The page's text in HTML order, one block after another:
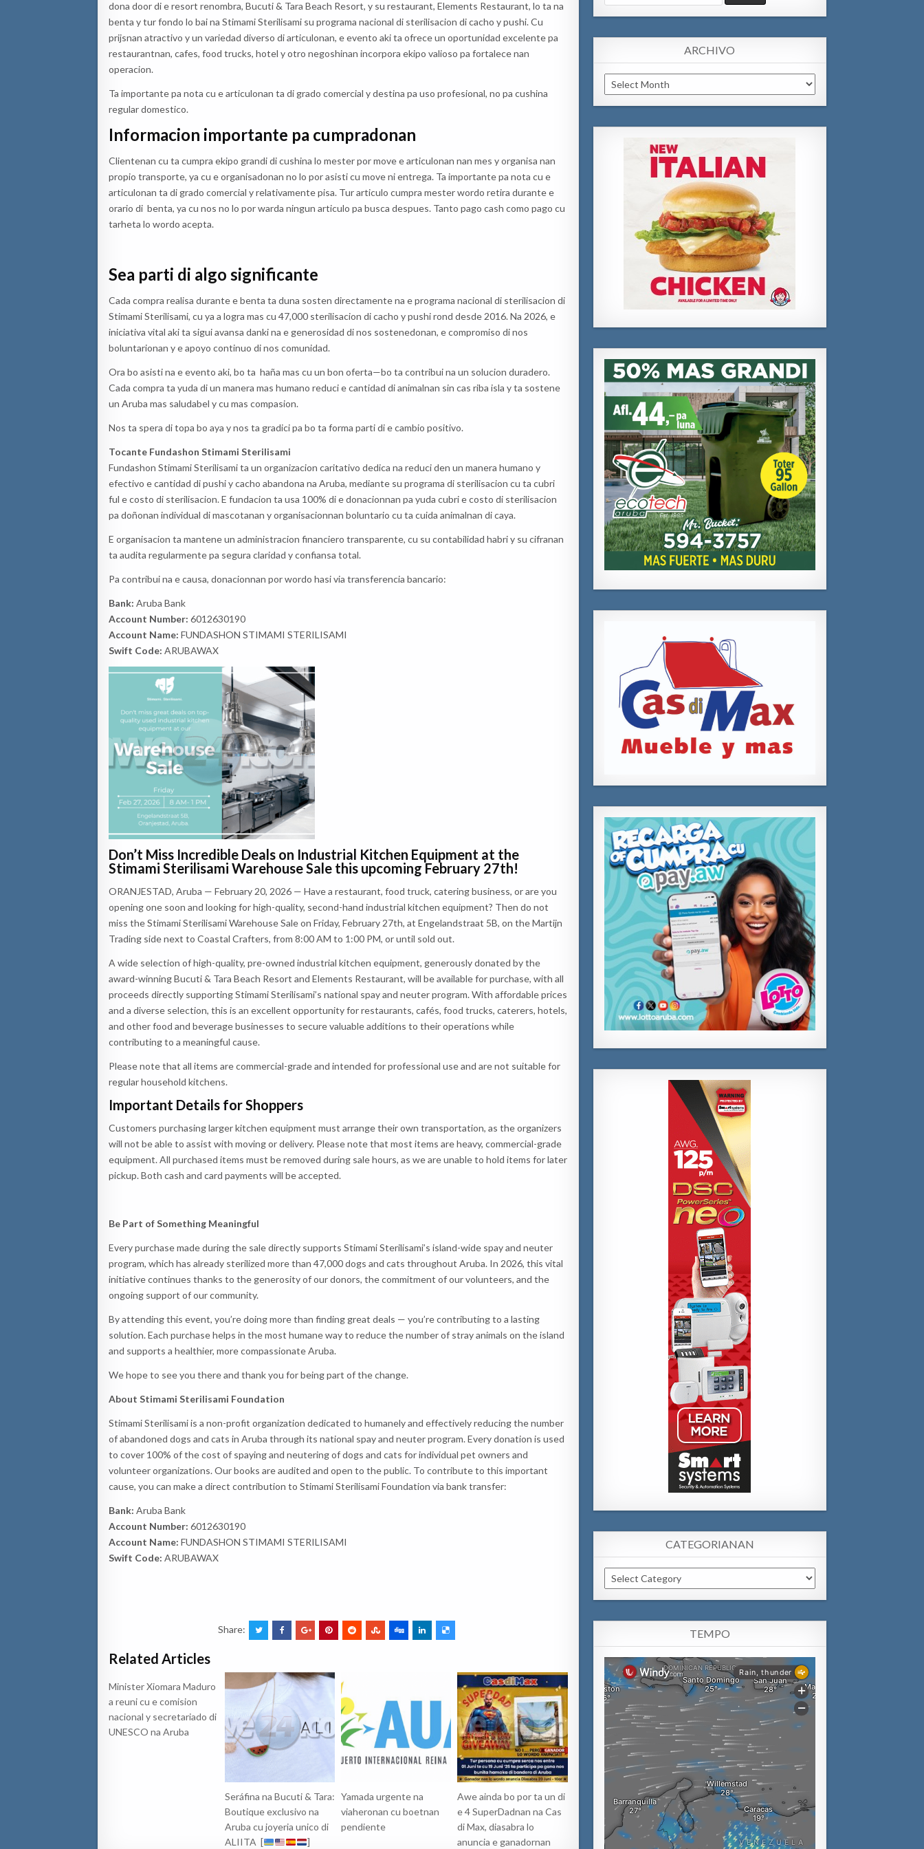
dona door di e resort renombra, Bucuti & Tara Beach Resort, y su restaurant, Elements Restaurant, lo ta na
benta y tur fondo lo bai na Stimami Sterilisami su programa nacional di sterilisacion di cacho y pushi. Cu
prijsnan atractivo y un variedad diverso di articulonan, e evento aki ta ofrece un oportunidad excelente pa
restaurantnan, cafes, food trucks, hotel y otro negoshinan incorpora ekipo valioso pa fortalece nan
operacion.
Ta importante pa nota cu e articulonan ta di grado comercial y destina pa uso profesional, no pa cushina
regular domestico.
Informacion importante pa cumpradonan
Clientenan cu ta cumpra ekipo grandi di cushina lo mester por move e articulonan nan mes y organisa nan
propio transporte, ya cu e organisadonan no lo por asisti cu move ni entrega. Ta importante pa nota cu e
articulonan ta di grado comercial y relativamente pisa. Tur articulo cumpra mester wordo retira durante e
orario di benta, ya cu nos no lo por warda ningun articulo pa busca despues. Tanto pago cash como pago cu
tarheta lo wordo acepta.
Sea parti di algo significante
Cada compra realisa durante e benta ta duna sosten directamente na e programa nacional di sterilisacion di
Stimami Sterilisami, cu ya a logra mas cu 47,000 sterilisacion di cacho y pushi rond desde 2016. Na 2026, e
iniciativa vital aki ta sigui avansa danki na e generosidad di nos sostenedonan, e compromiso di nos
boluntarionan y e apoyo continuo di nos comunidad.
Ora bo asisti na e evento aki, bo ta haña mas cu un bon oferta—bo ta contribui na un solucion duradero.
Cada compra ta yuda di un manera mas humano reduci e cantidad di animalnan sin cas riba isla y ta sostene
un Aruba mas saludabel y cu mas compasion.
Nos ta spera di topa bo aya y nos ta gradici pa bo ta forma parti di e cambio positivo.
Tocante Fundashon Stimami Sterilisami
Fundashon Stimami Sterilisami ta un organizacion caritativo dedica na reduci den un manera humano y
efectivo e cantidad di pushi y cacho abandona na Aruba, mediante su programa di sterilisacion cu ta cubri
ful e costo di sterilisacion. E fundacion ta usa 100% di e donacionnan pa yuda cubri e costo di sterilisacion
pa doñonan individual di mascotanan y organisacionnan boluntario cu ta cuida animalnan di caya.
E organisacion ta mantene un administracion financiero transparente, cu su contabilidad habri y su cifranan
ta audita regularmente pa segura claridad y confiansa total.
Pa contribui na e causa, donacionnan por wordo hasi via transferencia bancario:
Bank: Aruba Bank
Account Number: 6012630190
Account Name: FUNDASHON STIMAMI STERILISAMI
Swift Code: ARUBAWAX
Don’t Miss Incredible Deals on Industrial Kitchen Equipment at the
Stimami Sterilisami Warehouse Sale this upcoming February 27th!
ORANJESTAD, Aruba — February 20, 2026 — Have a restaurant, food truck, catering business, or are you
opening one soon and looking for high-quality, second-hand industrial kitchen equipment? Then do not
miss the Stimami Sterilisami Warehouse Sale on Friday, February 27th, at Engelandstraat 5B, on the Martijn
Trading side next to Coastal Crafters, from 8:00 AM to 1:00 PM, or until sold out.
A wide selection of high-quality, pre-owned industrial kitchen equipment, generously donated by the
award-winning Bucuti & Tara Beach Resort and Elements Restaurant, will be available for purchase, with all
proceeds directly supporting Stimami Sterilisami’s national spay and neuter program. With affordable prices
and a diverse selection, this is an excellent opportunity for restaurants, cafés, food trucks, caterers, hotels,
and other food and beverage businesses to secure valuable additions to their operations while
contributing to a meaningful cause.
Please note that all items are commercial-grade and intended for professional use and are not suitable for
regular household kitchens.
Important Details for Shoppers
Customers purchasing larger kitchen equipment must arrange their own transportation, as the organizers
will not be able to assist with moving or delivery. Please note that most items are heavy, commercial-grade
equipment. All purchased items must be removed during sale hours, as we are unable to hold items for later
pickup. Both cash and card payments will be accepted.
Be Part of Something Meaningful
Every purchase made during the sale directly supports Stimami Sterilisami’s island-wide spay and neuter
program, which has already sterilized more than 47,000 dogs and cats throughout Aruba. In 2026, this vital
initiative continues thanks to the generosity of our donors, the commitment of our volunteers, and the
ongoing support of our community.
By attending this event, you’re doing more than finding great deals — you’re contributing to a lasting
solution. Each purchase helps in the most humane way to reduce the number of stray animals on the island
and supports a healthier, more compassionate Aruba.
We hope to see you there and thank you for being part of the change.
About Stimami Sterilisami Foundation
Stimami Sterilisami is a non-profit organization dedicated to humanely and effectively reducing the number
of abandoned dogs and cats in Aruba through its national spay and neuter program. Every donation is used
to cover 100% of the cost of spaying and neutering of dogs and cats for individual pet owners and
volunteer organizations. Our books are audited and open to the public. To contribute to this important
cause, you can make a direct contribution to Stimami Sterilisami Foundation via bank transfer:
Bank: Aruba Bank
Account Number: 6012630190
Account Name: FUNDASHON STIMAMI STERILISAMI
Swift Code: ARUBAWAX
Share:
Related Articles
Minister Xiomara Maduro
a reuni cu e comision
nacional y secretariado di
UNESCO na Aruba
Seráfina na Bucuti & Tara:
Boutique exclusivo na
Aruba cu joyeria unico di
ALIITA [
]
Yamada urgente na
viaheronan cu boetnan
pendiente
Awe ainda bo por ta un di
e 4 SuperDadnan na Cas
di Max, diasabra lo
anuncia e ganadornan
for:
ARCHIVO
Archivo
CATEGORIANAN
Categorianan
TEMPO